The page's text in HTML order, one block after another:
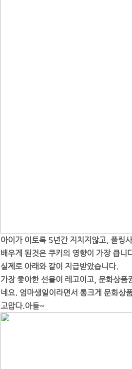
아이가 이토록 5년간 지치지않고, 플링
배우게 된것은쿠키의 영향이 가장 큽니
실제로 아래와 같이 지급받았습니다.
가장 좋아한 선물이 레고이고, 문화상
네요. 엄마생일이라면서 통크게 문화상
고맙다.아들~